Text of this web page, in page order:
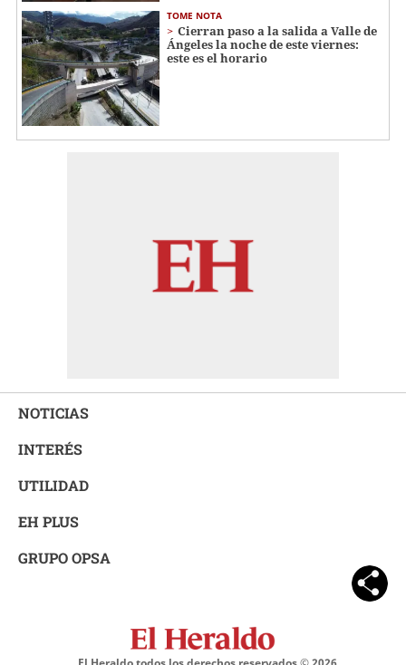
TOME NOTA
Cierran paso a la salida a Valle de
Ángeles la noche de este viernes:
este es el horario
NOTICIAS
INTERÉS
UTILIDAD
EH PLUS
GRUPO OPSA